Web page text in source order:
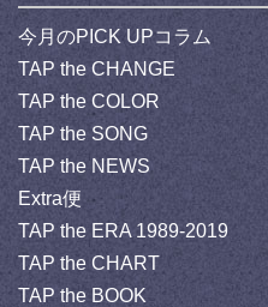
今月のPICK UPコラム
TAP the CHANGE
TAP the COLOR
TAP the SONG
TAP the NEWS
Extra便
TAP the ERA 1989-2019
TAP the CHART
TAP the BOOK